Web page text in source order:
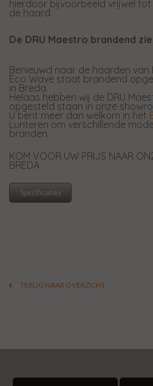
hierdoor bijvoorbeeld vrijwel
de haard.
De DRU Maestro brandend
Benieuwd naar de haarden van
Eco Wave staat brandend
in Breda.
Helaas hebben wij de DRU
opgesteld staan in onze
U bent meer dan welkom in het
Lunteren om verschillende
branden.
KOM VOOR UW PRIJS NAAR
BREDA
Specificaties
TERUG NAAR OVERZICHT